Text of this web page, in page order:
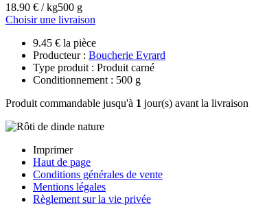
18.90 € / kg500 g
Choisir une livraison
9.45 € la pièce
Producteur : Boucherie Evrard
Type produit : Produit carné
Conditionnement : 500 g
Produit commandable jusqu'à 1 jour(s) avant la livraison
Imprimer
Haut de page
Conditions générales de vente
Mentions légales
Règlement sur la vie privée